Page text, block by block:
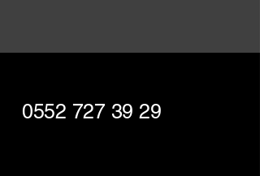
0552 727 39 29